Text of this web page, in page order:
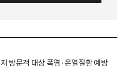
방문객 대상 폭염·온열질환 예방